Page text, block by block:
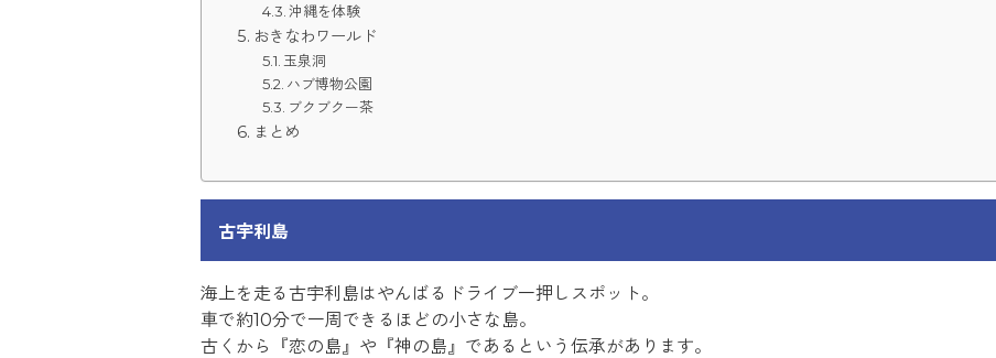
沖縄を体験
おきなわワールド
玉泉洞
ハブ博物公園
ブクブクー茶
まとめ
古宇利島
海上を走る古宇利島はやんばるドライブ一押しスポット。
車で約10分で一周できるほどの小さな島。
古くから『恋の島』や『神の島』であるという伝承があります。